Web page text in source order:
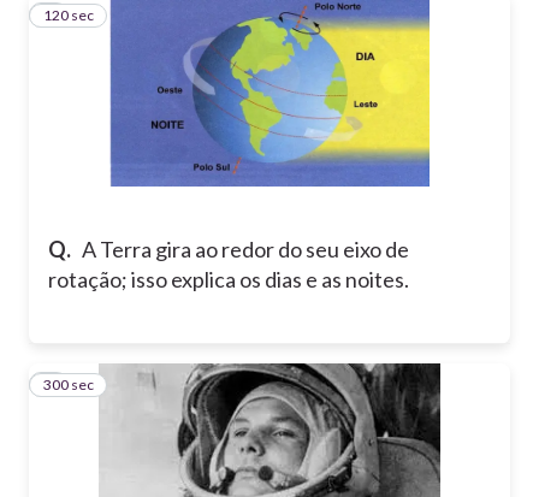
Q. A Terra gira ao redor do seu eixo de
rotação; isso explica os dias e as noites.
2
120 sec
3
300 sec